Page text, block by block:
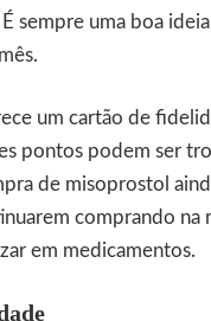
sempre uma boa
um cartão de
pontos podem ser
de misoprostol
comprando na
em medicamentos.